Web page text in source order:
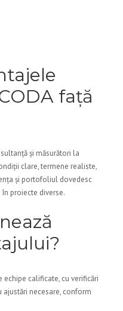
față
și măsurători la
clare, termene realiste,
și portofoliul dovedesc
proiecte diverse.
calificate, cu verificări
necesare, conform